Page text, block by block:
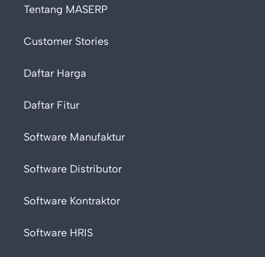
Tentang MASERP
Customer Stories
Daftar Harga
Daftar Fitur
Software Manufaktur
Software Distributor
Software Kontraktor
Software HRIS